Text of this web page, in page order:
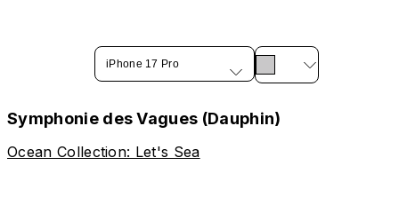
iPhone 17 Pro
Symphonie des Vagues (Dauphin)
Ocean Collection: Let's Sea